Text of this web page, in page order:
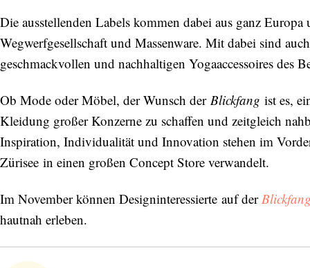
Die ausstellenden Labels kommen dabei aus ganz
Wegwerfgesellschaft und Massenware. Mit dabei sind
geschmackvollen und nachhaltigen Yogaaccessoires des
Ob Mode oder Möbel, der Wunsch der Blickfang ist es,
Kleidung großer Konzerne zu schaffen und zeitgleich
Inspiration, Individualität und Innovation stehen im
Zürisee in einen großen Concept Store verwandelt.
Im November können Designinteressierte auf der
hautnah erleben.